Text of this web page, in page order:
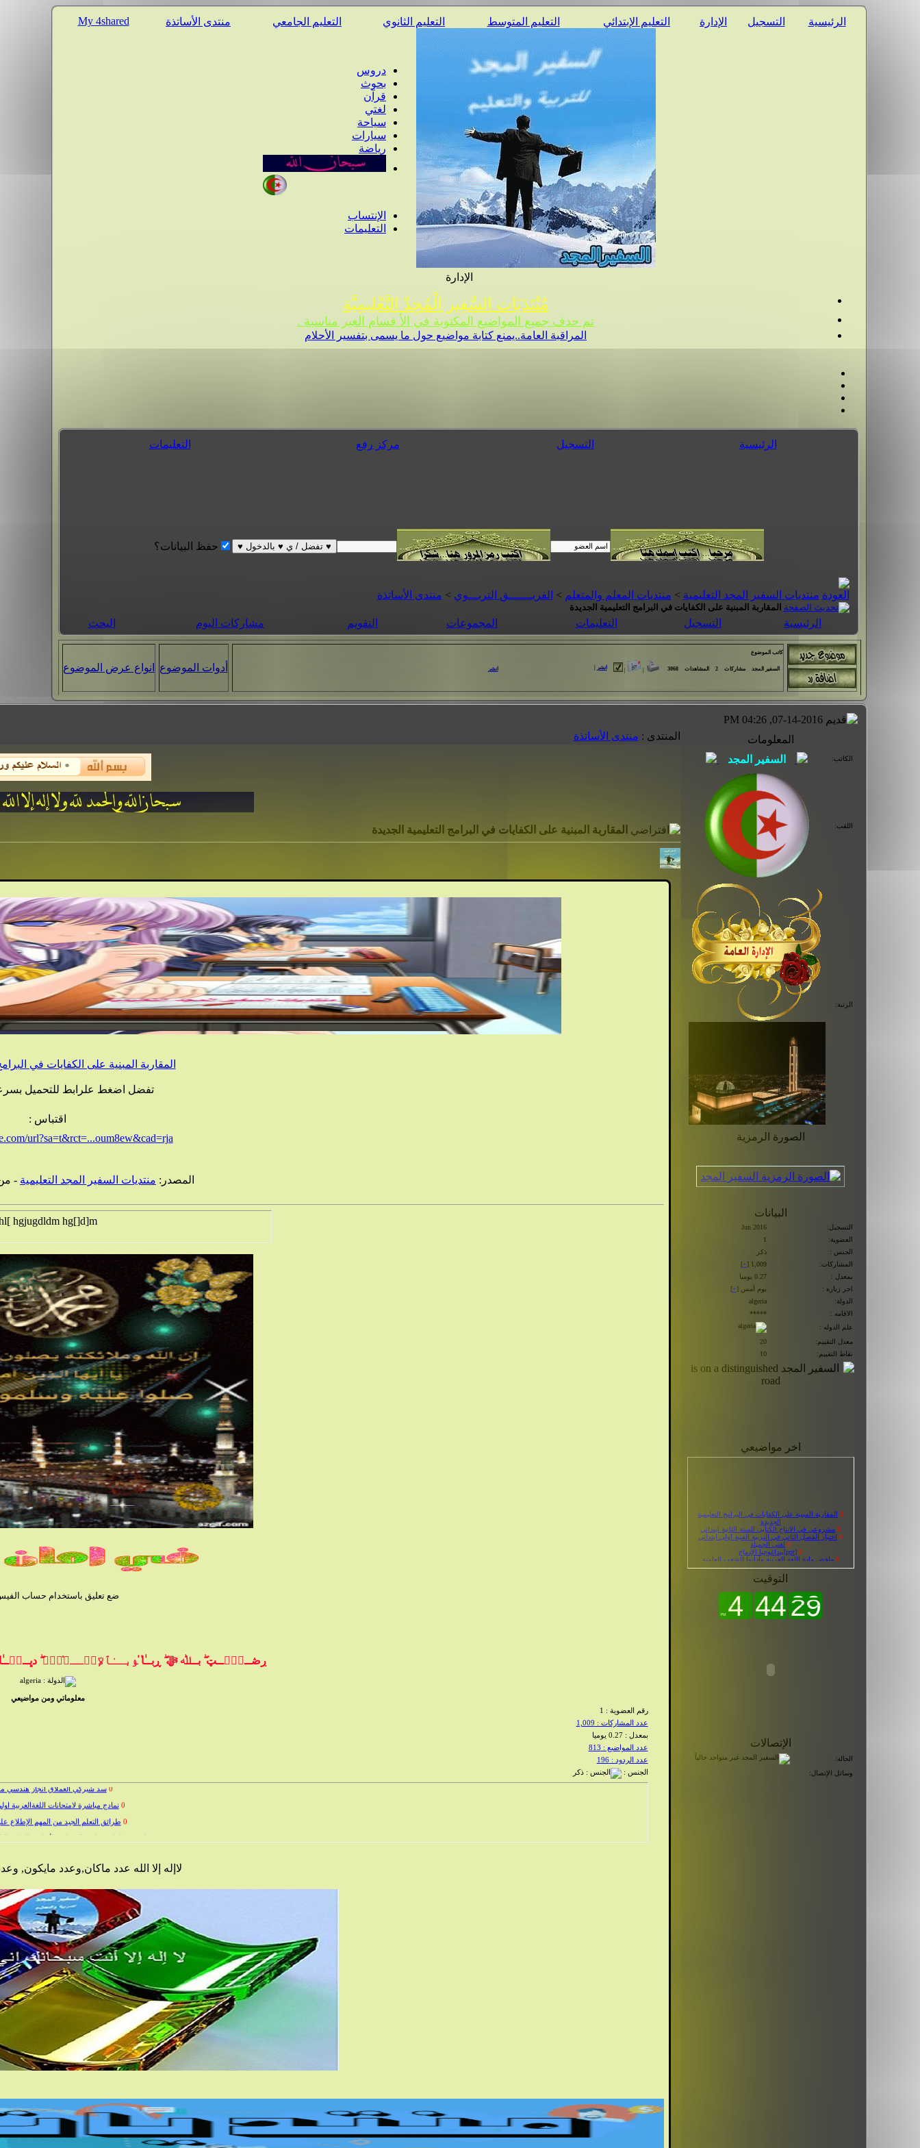
الرئيسية التسجيل الإدارة التعليم الإبتدائي التعليم المتوسط التعليم الثانوي التعليم الجامعي منتدى الأساتذة My 4shared
دروس
بحوث
قرآن
لغتي
سياحة
سيارات
رياضة
الإنتساب
التعليمات
الإدارة
مُنْتَدَيَات السَّفِير الْمُجِدّ التَّعْلِيمِيَّة
تم حدف جميع المواضيع المكتوبة في الأ قسام الغير مناسبة .
المراقبة العامة..يمنع كتابة مواضيع حول ما يسمى بتفسير الأحلام
الرئيسية التسجيل مركز رفع التعليمات
حفظ البيانات؟
منتديات السفير المجد التعليمية > منتديات المعلم والمتعلم > الفريـــــــق التربـــوي > منتدى الأساتذة
المقاربة المبنية على الكفايات في البرامج التعليمية الجديدة
الرئيسية التسجيل التعليمات المجموعات التقويم مشاركات اليوم البحث
كاتب الموضوع
السفير المجد مشاركات 2 المشاهدات 3068 انشر انشر أدوات الموضوع انواع عرض الموضوع
07-14-2016, 04:26 PM
المعلومات
الكاتب:
اللقب:
الرتبة:
الصورة الرمزية
البيانات
التسجيل:
Jun 2016
العضوية:
1
الجنس :
ذكر
المشاركات:
1,009 [
+
]
بمعدل :
0.27 يوميا
اخر زياره :
يوم أمس [+
]
الدولة:
algeria
الاقامه :
*****
علم الدوله :
معدل التقييم:
20
نقاط التقييم:
10
اخر مواضيعي
0
مشروعي في الانتاج الكتابي للسنة الثانية ابتدائي
اختبار الفصل الثاني في التربية الفنية اولى ابتدائي
0 لغتي الجميلة
0 [ppt]بيداغوجيا الإدماج
ملخص مادة اللغة العربية وآدابها للشعب العلمية
قالب بوست لوجاسي جميل افقي عمودي
تحضير نص في الغابة السنة الأولى متوسط – الجيل
الثاني
كل دروس مادة العلوم الفيزيائية مع تمارين محلولة
قصة وفي الربيع دموع
التوقيت
الإتصالات
الحالة:
وسائل الإتصال:
المنتدى : منتدى الأساتذة
المقاربة المبنية على الكفايات في البرامج التعليمية الجديدة
المقاربة المبنية على الكفايات في
تفضل اضغط علرابط للتحميل
اقتباس :
url?sa=t&rct=...oum8ew&cad=rja
المصدر: منتديات السفير المجد التعليمية -
hgjugdldm hg[]d]m
ضع تعليق باستخدام حساب الفيس
ڔڞــﯧْۧــټ ۖ بــﷲ ﷻ ۖ ڕبــٰ̍ا̍ ﯣبــٰٱ̍ﻹڛۣــﻼ̍ۙمۭ
معلوماتي ومن مواضيعي
رقم العضوية : 1
عدد المشاركات : 1,009
بمعدل : 0.27 يوميا
عدد المواضيع : 813
عدد الردود : 196
الجنس :
نمادج مباشرة لامتحانات اللغةالعربية
0 طرائق التعلم الجيد من المهم الإطلاع
مواضيع وحلول مسابقة التوظيف لأساتذة التعليم
لاإله إلا الله عدد ماكان,وعدد مايكون,